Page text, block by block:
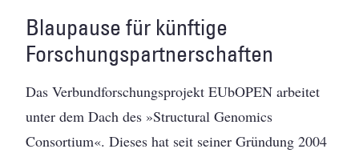
Blaupause für künftige
Forschungspartnerschaften
Das Verbundforschungsprojekt EUbOPEN arbeitet
unter dem Dach des »Structural Genomics
Consortium«. Dieses hat seit seiner Gründung 2004